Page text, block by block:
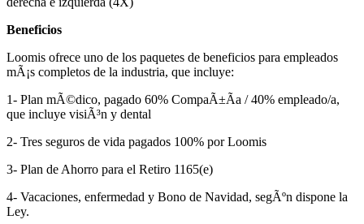
Beneficios
Loomis ofrece uno de los paquetes de beneficios para empleados
mÃ¡s completos de la industria, que incluye:
1- Plan mÃ©dico, pagado 60% CompaÃ±Ã­a / 40% empleado/a,
que incluye visiÃ³n y dental
2- Tres seguros de vida pagados 100% por Loomis
3- Plan de Ahorro para el Retiro 1165(e)
4- Vacaciones, enfermedad y Bono de Navidad, segÃºn dispone la
Ley.